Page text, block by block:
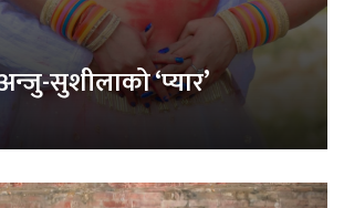
सुशीलाको ‘प्यार’